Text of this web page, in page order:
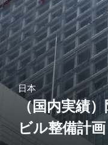
日本
（国内実績
ビル整備計画